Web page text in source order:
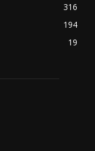
316
194
19